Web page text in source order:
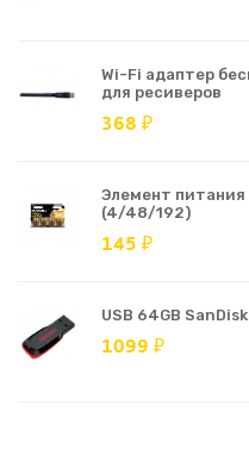
Wi-Fi адаптер
для ресиверов
368 ₽
Элемент питания
(4/48/192)
145 ₽
USB 64GB
1099 ₽